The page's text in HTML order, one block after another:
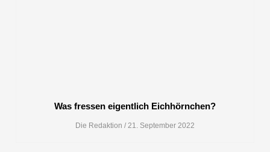
Was fressen eigentlich Eichhörnchen?
Die Redaktion 21. September 2022